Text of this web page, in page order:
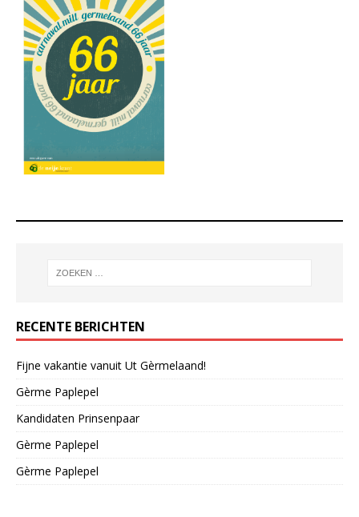
RECENTE BERICHTEN
Fijne vakantie vanuit Ut Gèrmelaand!
Gèrme Paplepel
Kandidaten Prinsenpaar
Gèrme Paplepel
Gèrme Paplepel